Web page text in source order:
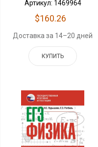
Артикул: 1469964
$160.26
Доставка за 14–20 дней
КУПИТЬ